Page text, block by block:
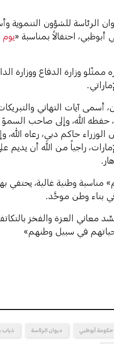
الرئاسة للشؤون التنموية
أبوظبي، احتفالاً بمناسبة «يوم
وزارة الدفاع ووزارة
آيات التهاني
حفظه الله، وإلى صاحب السموّ
حاكم دبي، رعاه الله،
راجياً من الله أن يديم
وطنية غالية، يحتفي
في بناء وطن موحَّد.
معاني العزة والفخز
في سبيل وطنهم»
حكومة أبوظبي ديوان الرئاسة ذياب